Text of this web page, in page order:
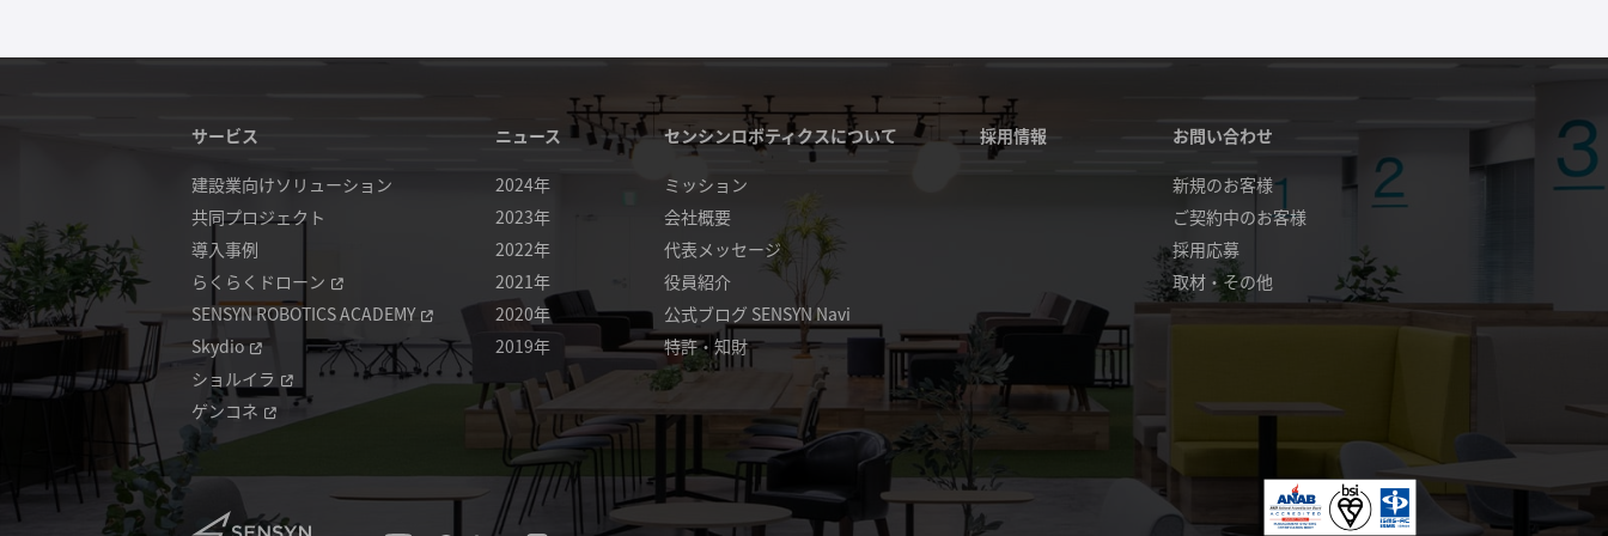
サービス
建設業向けソリューション
共同プロジェクト
導入事例
らくらくドローン
SENSYN ROBOTICS ACADEMY
Skydio
ショルイラ
ゲンコネ
ニュース
2024年
2023年
2022年
2021年
2020年
2019年
センシンロボティクスについて
ミッション
会社概要
代表メッセージ
役員紹介
公式ブログ SENSYN Navi
特許・知財
採用情報 お問い合わせ
新規のお客様
ご契約中のお客様
採用応募
取材・その他